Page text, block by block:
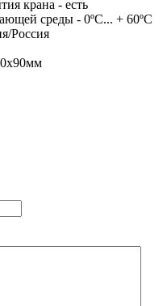
крана - есть
среды - 0ºС... + 60ºС
Россия